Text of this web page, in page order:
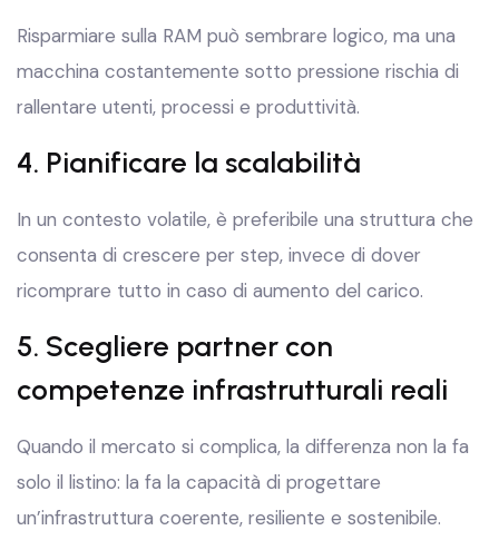
Risparmiare sulla RAM può sembrare logico, ma una
macchina costantemente sotto pressione rischia di
rallentare utenti, processi e produttività.
4. Pianificare la scalabilità
In un contesto volatile, è preferibile una struttura che
consenta di crescere per step, invece di dover
ricomprare tutto in caso di aumento del carico.
5. Scegliere partner con
competenze infrastrutturali reali
Quando il mercato si complica, la differenza non la fa
solo il listino: la fa la capacità di progettare
un’infrastruttura coerente, resiliente e sostenibile.